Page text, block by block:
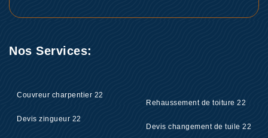
Nos Services:
Couvreur charpentier 22
Devis zingueur 22
Rehaussement de toiture 22
Devis changement de tuile 22